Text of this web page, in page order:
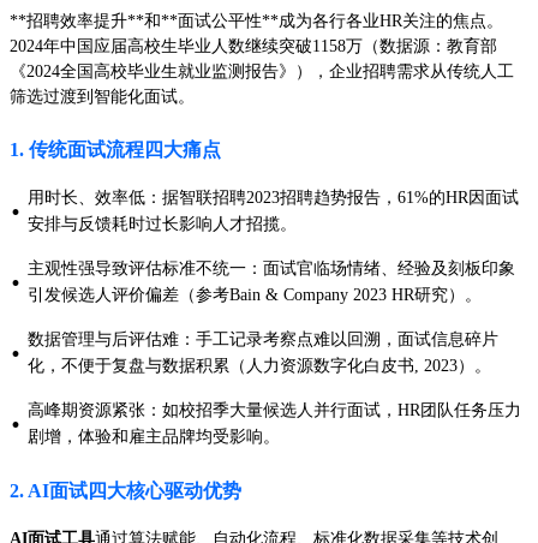
**招聘效率提升**和**面试公平性**成为各行各业HR关注的焦点。
2024年中国应届高校生毕业人数继续突破1158万（数据源：教育部
《2024全国高校毕业生就业监测报告》），企业招聘需求从传统人工
筛选过渡到智能化面试。
1. 传统面试流程四大痛点
· 用时长、效率低：据智联招聘2023招聘趋势报告，61%的HR因面试
安排与反馈耗时过长影响人才招揽。
· 主观性强导致评估标准不统一：面试官临场情绪、经验及刻板印象
引发候选人评价偏差（参考Bain & Company 2023 HR研究）。
· 数据管理与后评估难：手工记录考察点难以回溯，面试信息碎片
化，不便于复盘与数据积累（人力资源数字化白皮书, 2023）。
· 高峰期资源紧张：如校招季大量候选人并行面试，HR团队任务压力
剧增，体验和雇主品牌均受影响。
2. AI面试四大核心驱动优势
AI面试工具通过算法赋能、自动化流程、标准化数据采集等技术创